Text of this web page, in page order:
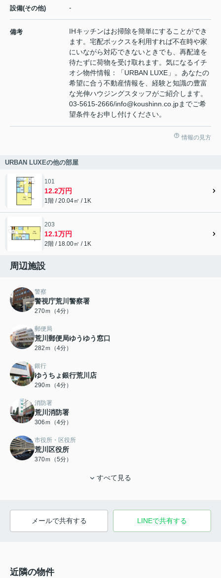
設備(その他) -
備考
IHキッチンはお掃除を簡単にすることができ
ます。宅配ボックスを利用すれば不在時や家
にいながら対応できないときでも、再配達を
待たずに荷物を受け取れます。気になるイチ
オシ物件情報：「URBAN LUXE」。あなたの
希望に合う不動産情報を、経験と知識の豊富
な光伸ハウジングスタッフがご紹介します。
03-5615-2666/info@koushinn.co.jpまでご希
望条件をお申し付けください。
情報の見方
URBAN LUXEの他の部屋
101
12.2万円
1階 / 20.04㎡ / 1K
203
12.1万円
2階 / 18.00㎡ / 1K
周辺施設
警察
警視庁荒川警察署
270ｍ（4分）
郵便局
荒川郵便局ゆうゆう窓口
282ｍ（4分）
銀行
ゆうちょ銀行荒川店
290ｍ（4分）
消防署
荒川消防署
306ｍ（4分）
市役所・区役所
荒川区役所
370ｍ（5分）
すべて見る
メールで共有する LINEで共有する
近隣の物件